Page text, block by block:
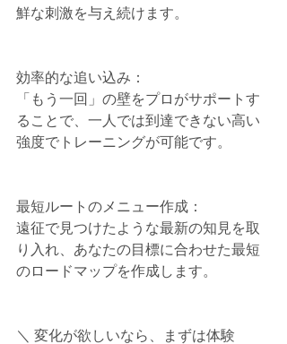
鮮な刺激を与え続けます。
効率的な追い込み：
「もう一回」の壁をプロがサポートす
ることで、一人では到達できない高い
強度でトレーニングが可能です。
最短ルートのメニュー作成：
遠征で見つけたような最新の知見を取
り入れ、あなたの目標に合わせた最短
のロードマップを作成します。
＼ 変化が欲しいなら、まずは体験